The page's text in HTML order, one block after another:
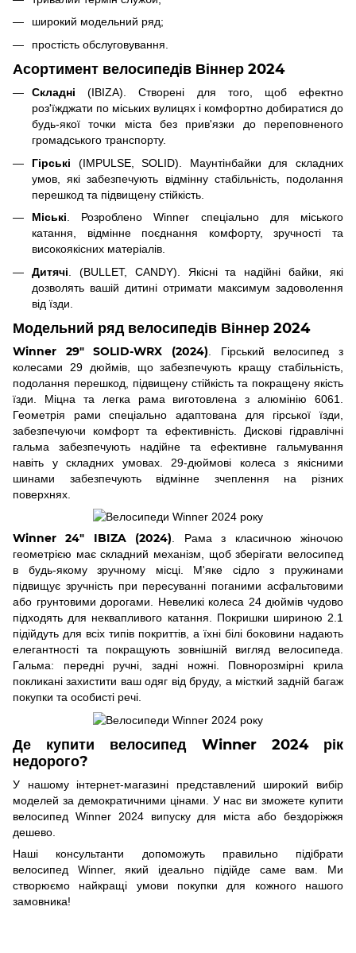
широкий модельний ряд;
простість обслуговування.
Асортимент велосипедів Віннер 2024
Складні (IBIZA). Створені для того, щоб ефектно
роз'їжджати по міських вулицях і комфортно добиратися до
будь-якої точки міста без прив'язки до переповненого
громадського транспорту.
Гірські (IMPULSE, SOLID). Маунтінбайки для складних
умов, які забезпечують відмінну стабільність, подолання
перешкод та підвищену стійкість.
Міські . Розроблено Winner спеціально для міського
катання, відмінне поєднання комфорту, зручності та
високоякісних матеріалів.
Дитячі . (BULLET, CANDY). Якісні та надійні байки, які
дозволять вашій дитині отримати максимум задоволення
від їзди.
Модельний ряд велосипедів Віннер 2024
Winner 29" SOLID-WRX (2024) . Гірський велосипед з
колесами 29 дюймів, що забезпечують кращу стабільність,
подолання перешкод, підвищену стійкість та покращену якість
їзди. Міцна та легка рама виготовлена з алюмінію 6061.
Геометрія рами спеціально адаптована для гірської їзди,
забезпечуючи комфорт та ефективність. Дискові гідравлічні
гальма забезпечують надійне та ефективне гальмування
навіть у складних умовах. 29-дюймові колеса з якісними
шинами забезпечують відмінне зчеплення на різних
поверхнях.
Winner 24" IBIZA (2024). Рама з класичною жіночою
геометрією має складний механізм, щоб зберігати велосипед
в будь-якому зручному місці. М'яке сідло з пружинами
підвищує зручність при пересуванні поганими асфальтовими
або грунтовими дорогами. Невеликі колеса 24 дюймів чудово
підходять для неквапливого катання. Покришки шириною 2.1
підійдуть для всіх типів покриттів, а їхні білі боковини надають
елегантності та покращують зовнішній вигляд велосипеда.
Гальма: передні ручні, задні ножні. Повнорозмірні крила
покликані захистити ваш одяг від бруду, а місткий задній багаж
покупки та особисті речі.
Де купити велосипед Winner 2024 рік
недорого?
У нашому інтернет-магазині представлений широкий вибір
моделей за демократичними цінами. У нас ви зможете купити
велосипед Winner 2024 випуску для міста або бездоріжжя
дешево.
Наші консультанти допоможуть правильно підібрати
велосипед Winner, який ідеально підійде саме вам. Ми
створюємо найкращі умови покупки для кожного нашого
замовника!